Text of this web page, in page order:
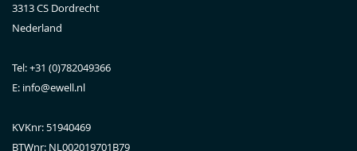
3313 CS Dordrecht
Nederland
Tel:+31 (0)782049366
E: info@ewell.nl
KVKnr: 51940469
BTWnr: NL002019701B79